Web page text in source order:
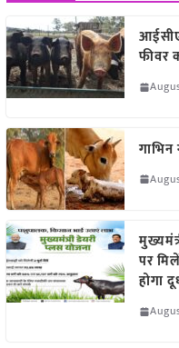
फीवर
पर
होगा